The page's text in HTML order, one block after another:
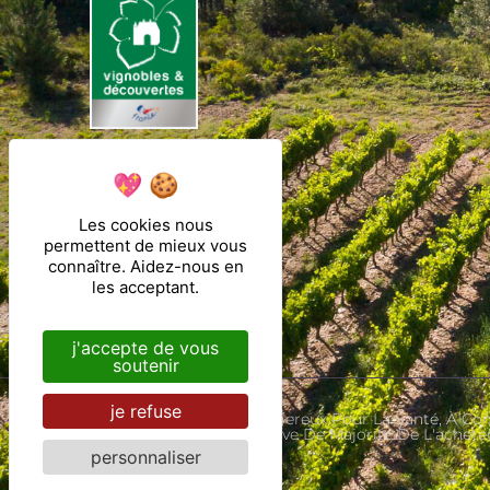
L'abus D'alcool Est Dangereux Pour La Santé, À
ANS. La Preuve De Majorité De
Les cookies nous
permettent de mieux vous
connaître. Aidez-nous en
les acceptant.
j'accepte de vous
soutenir
je refuse
personnaliser